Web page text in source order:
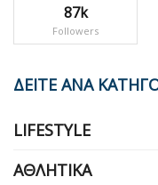
87k
Followers
ΔΕΙΤΕ ΑΝΑ
LIFESTYLE
ΑΘΛΗΤΙΚΆ